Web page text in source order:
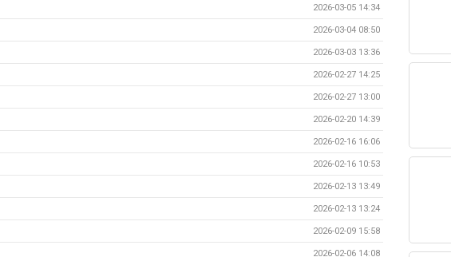
2026-03-05 14:34
2026-03-04 08:50
2026-03-03 13:36
2026-02-27 14:25
2026-02-27 13:00
2026-02-20 14:39
2026-02-16 16:06
2026-02-16 10:53
2026-02-13 13:49
2026-02-13 13:24
2026-02-09 15:58
2026-02-06 14:08